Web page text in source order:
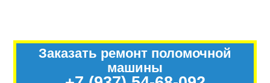
Заказать ремонт поломочной
машины